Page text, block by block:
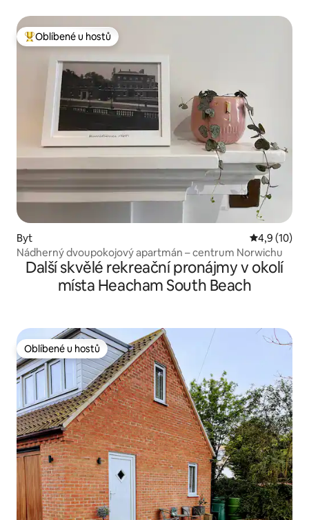
Nejlepší v kategorii Oblíbené u hostů
Oblíbené u hostů
Byt Průměrné
4,9 (10)
Nádherný dvoupokojový apartmán – centrum Norwichu
Další skvělé rekreační pronájmy v okolí
místa Heacham South Beach
Oblíbené u hostů
Oblíbené u hostů